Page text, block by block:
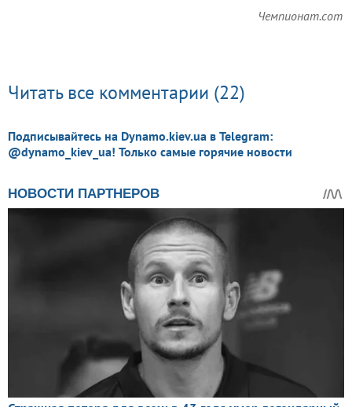
Чемпионат.com
Читать все комментарии (22)
Подписывайтесь на Dynamo.kiev.ua в Telegram:
@dynamo_kiev_ua! Только самые горячие новости